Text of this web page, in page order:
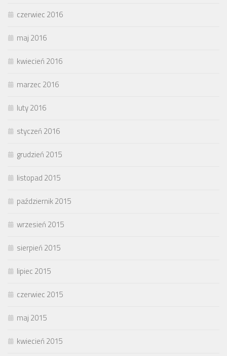
czerwiec 2016
maj 2016
kwiecień 2016
marzec 2016
luty 2016
styczeń 2016
grudzień 2015
listopad 2015
październik 2015
wrzesień 2015
sierpień 2015
lipiec 2015
czerwiec 2015
maj 2015
kwiecień 2015